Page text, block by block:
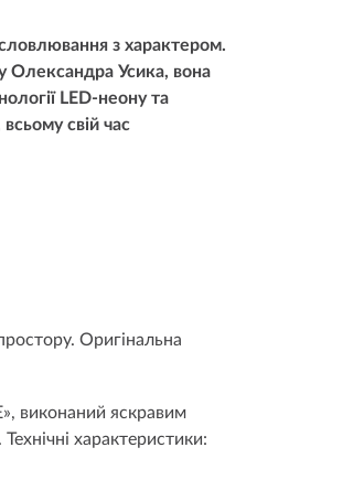
з характером.
Олександра Усика, вона
LED-неону та
свій час
Оригінальна
виконаний яскравим
характеристики: